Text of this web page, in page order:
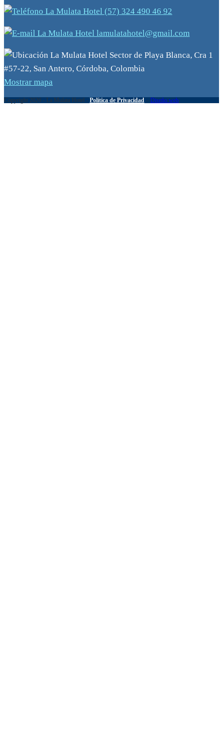
(57) 324 490 46 92
lamulatahotel@gmail.com
Sector de Playa Blanca, Cra 1
#57-22, San Antero, Córdoba, Colombia
Mostrar mapa
Copyright 2026 - La Mulata Hotel - Política de Privacidad – Diseño web